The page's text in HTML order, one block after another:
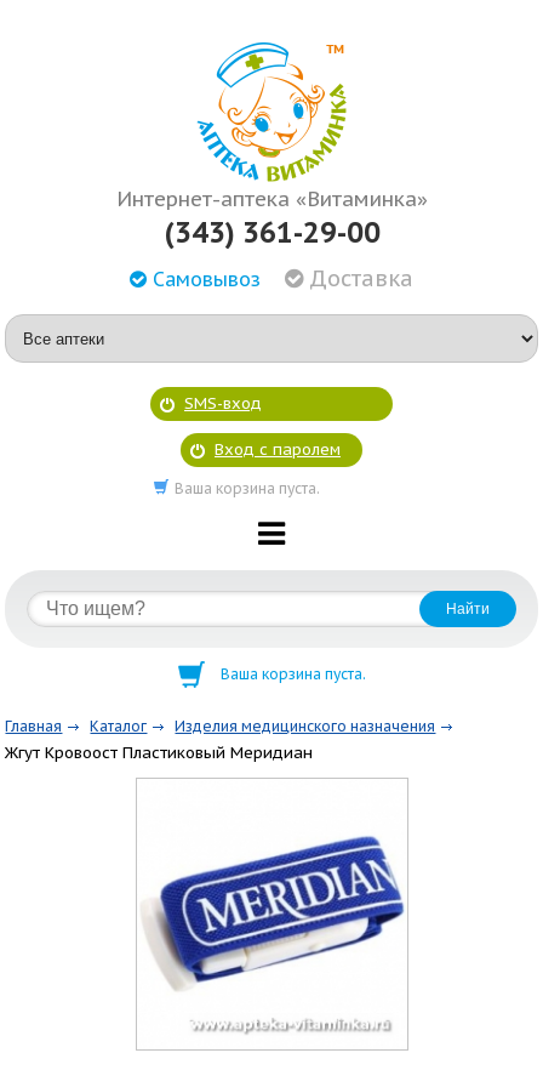
Интернет-аптека «Витаминка»
(343) 361-29-00
Самовывоз Доставка
SMS-вход
Вход с паролем
Ваша корзина пуста.
Ваша корзина пуста.
Главная Каталог Изделия медицинского назначения
Жгут Кровоост Пластиковый Меридиан